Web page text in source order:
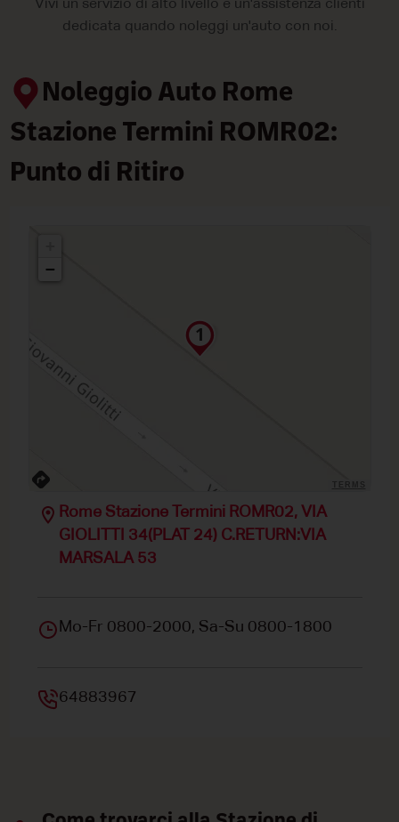
Vivi un servizio di alto livello e un'assistenza clienti
dedicata quando noleggi un'auto con noi.
Noleggio Auto Rome
Stazione Termini ROMR02:
Punto di Ritiro
−
Rome Stazione Termini ROMR02, VIA
GIOLITTI 34(PLAT 24) C.RETURN:VIA
MARSALA 53
Mo-Fr 0800-2000, Sa-Su 0800-1800
64883967